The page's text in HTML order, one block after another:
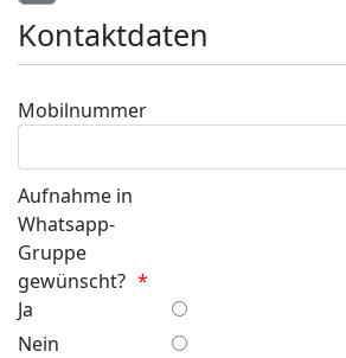
Kontaktdaten
Mobilnummer
Aufnahme in
Whatsapp-
Gruppe
gewünscht?
Ja
Nein